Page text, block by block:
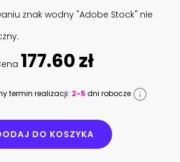
znak wodny "Adobe Stock" nie
177.60 zł
termin realizacji: 2-5 dni robocze
DO KOSZYKA